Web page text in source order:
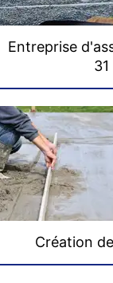
Entreprise
31
Création